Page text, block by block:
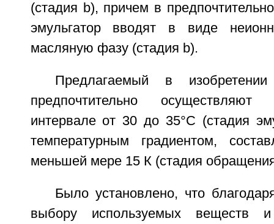
(стадия b), причем в
эмульгатор вводят в виде
масляную фазу (стадия b).
Предлагаемый в
предпочтительно
интервале от 30 до 35°С (стадия
температурным градиентом,
меньшей мере 15 К (стадия
Было установлено, что
выбору используемых веществ и